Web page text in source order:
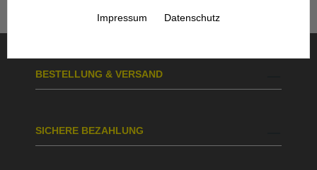
BESTELLUNG & VERSAND
SICHERE BEZAHLUNG
Impressum Datenschutz